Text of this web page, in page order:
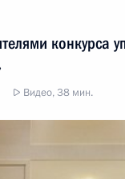
конкурса
Видео, 38 мин.